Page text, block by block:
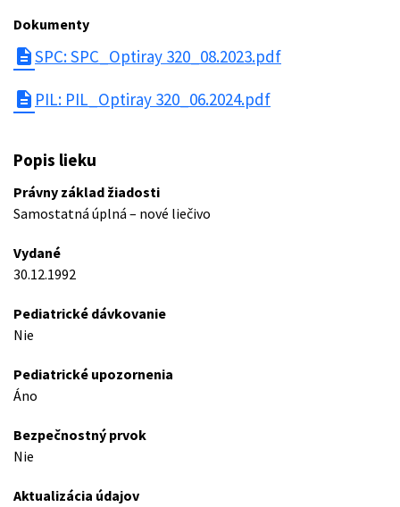
Dokumenty
descriptionSPC: SPC_Optiray 320_08.2023.pdf
description PIL: PIL_Optiray 320_06.2024.pdf
Popis lieku
Právny základ žiadosti
Samostatná úplná – nové liečivo
Vydané
30.12.1992
Pediatrické dávkovanie
Nie
Pediatrické upozornenia
Áno
Bezpečnostný prvok
Nie
Aktualizácia údajov